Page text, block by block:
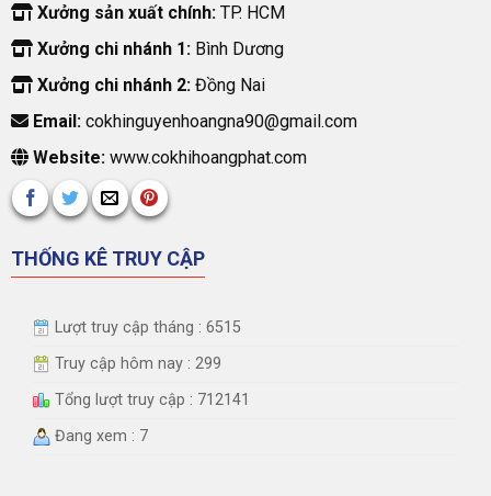
Xưởng sản xuất chính:TP. HCM
Xưởng chi nhánh 1:Bình Dương
Xưởng chi nhánh 2:Đồng Nai
Email:cokhinguyenhoangna90@gmail.com
Website:www.cokhihoangphat.com
THỐNG KÊ TRUY CẬP
Lượt truy cập tháng : 6515
Truy cập hôm nay : 299
Tổng lượt truy cập : 712141
Đang xem : 7